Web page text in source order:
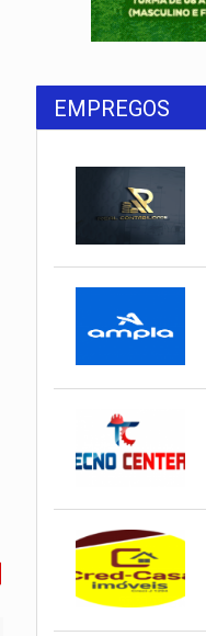
EMPREGOS